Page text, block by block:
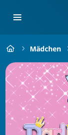
Mädchen